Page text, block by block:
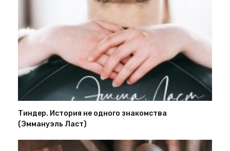
Тиндер. История не одного знакомства
(Эммануэль Ласт)